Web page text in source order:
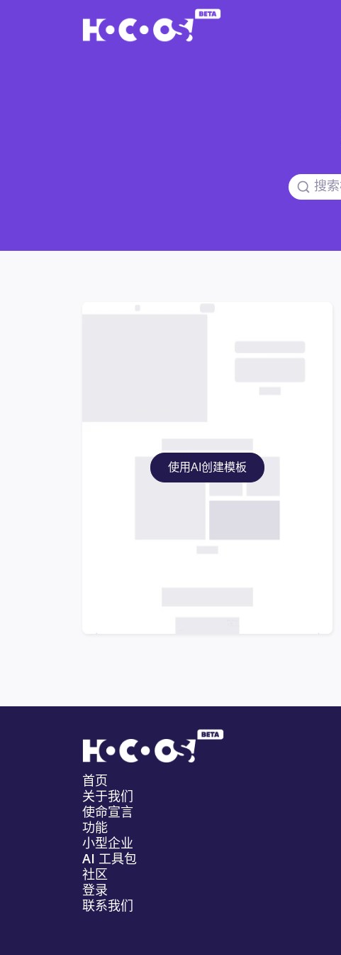
使用AI创建模板
首页
关于我们
使命宣言
功能
小型企业
AI 工具包
社区
登录
联系我们